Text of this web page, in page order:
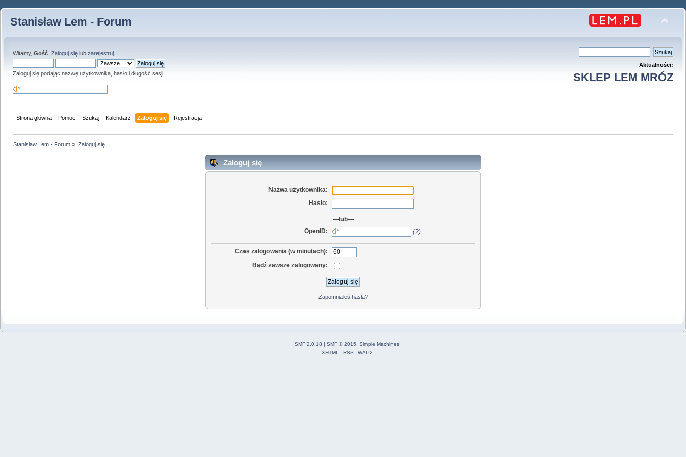
Stanisław Lem - Forum
Witamy, Gość Zaloguj się lub zarejestruj
Zaloguj się podając nazwę użytkownika, hasło i długość sesji
Aktualności:
SKLEP LEM MRÓZ
Strona główna Pomoc Szukaj Kalendarz Zaloguj się Rejestracja
Stanisław Lem - Forum » Zaloguj się
Zaloguj się
Nazwa użytkownika:
Hasło:
—lub—
OpenID:
(?)
Czas zalogowania (w minutach):
Bądź zawsze zalogowany:
Zapomniałeś hasła?
SMF 2.0.18 | SMF © 2015
Simple Machines
XHTML
RSS WAP2